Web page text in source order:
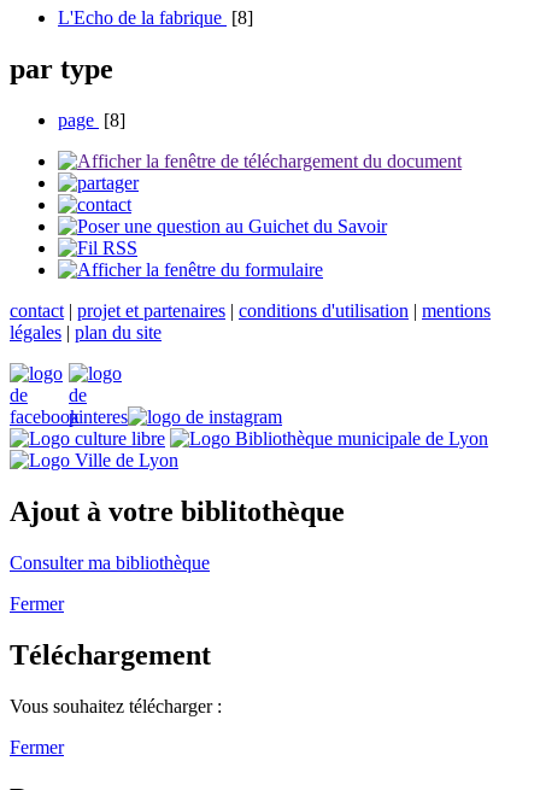
L'Echo de la fabrique [8]
par type
page [8]
contact | projet et partenaires | conditions d'utilisation | mentions
légales | plan du site
Ajout à votre biblitothèque
Consulter ma bibliothèque
Fermer
Téléchargement
Vous souhaitez télécharger :
Fermer